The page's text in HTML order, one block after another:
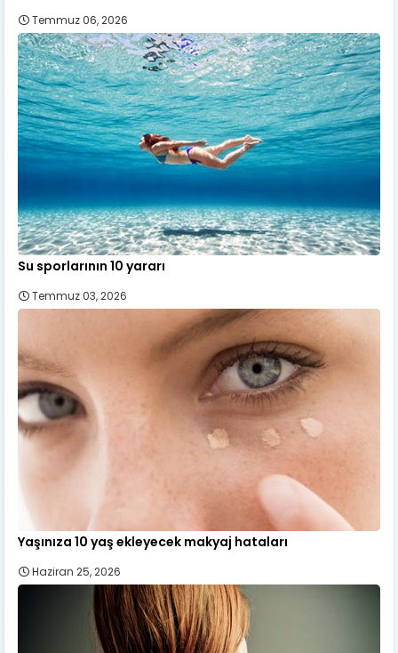
Temmuz 06, 2026
Su sporlarının 10 yararı
Temmuz 03, 2026
Yaşınıza 10 yaş ekleyecek makyaj hataları
Haziran 25, 2026